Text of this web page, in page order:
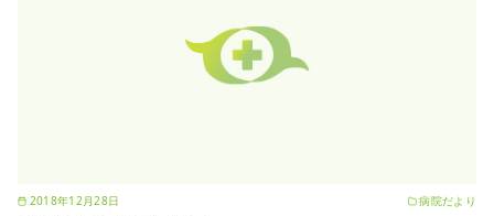
2018年12月28日 病院だより